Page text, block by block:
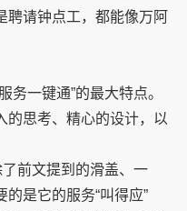
请钟点工，都能像万阿
务一键通”的最大特点。
的思考、精心的设计，以
了前文提到的滑盖、一
是它的服务“叫得应”